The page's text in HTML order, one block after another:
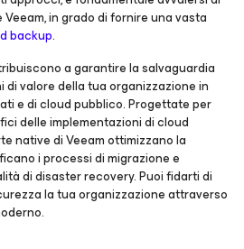
in grado di fornire una vasta
backup.
a garantire la salvaguardia
di valore della tua organizzazione in
e di cloud pubblico. Progettate per
delle implementazioni di cloud
native di Veeam ottimizzano la
i processi di migrazione e
di disaster recovery. Puoi fidarti di
la tua organizzazione attraverso